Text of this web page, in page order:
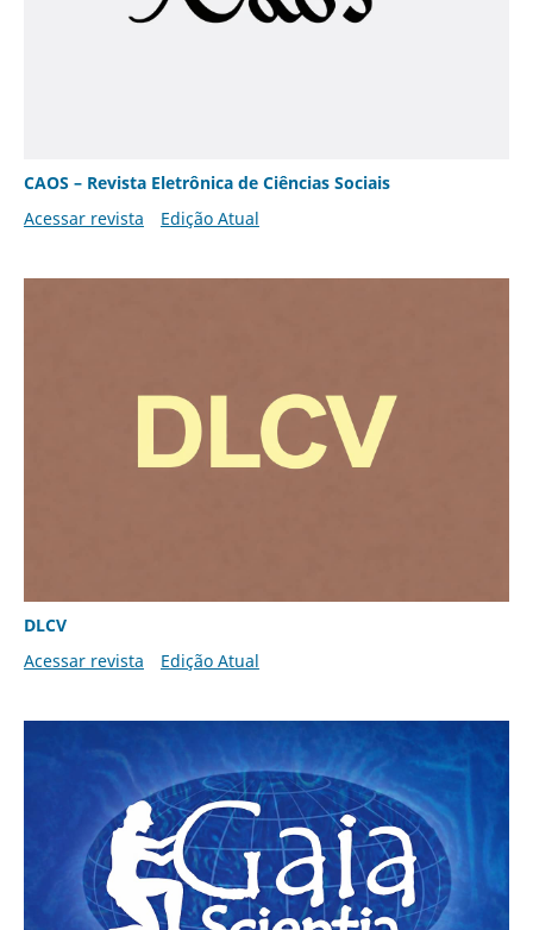
CAOS – Revista Eletrônica de Ciências Sociais
Acessar revista
Edição Atual
DLCV
Acessar revista
Edição Atual